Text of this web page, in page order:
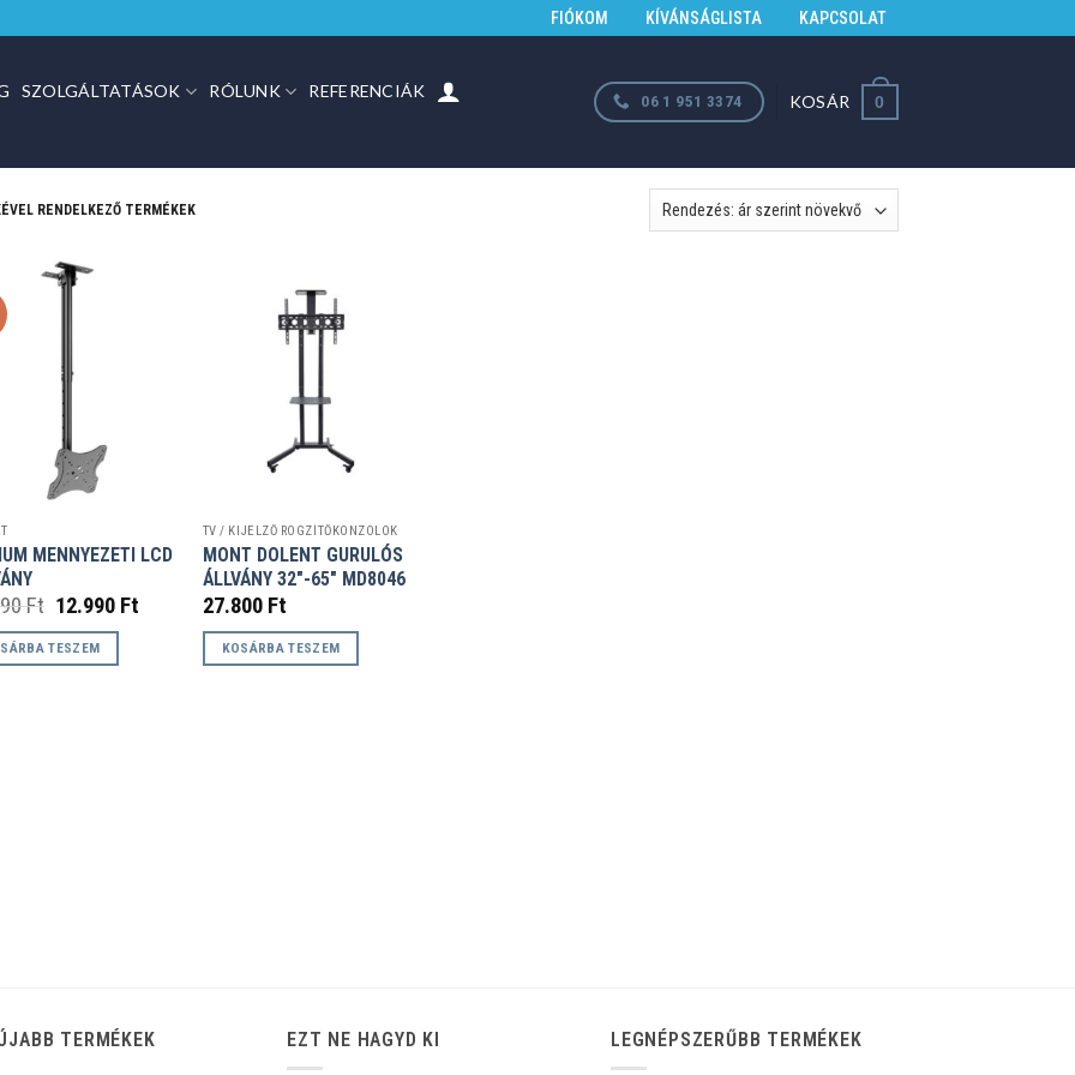
FIÓKOM KÍVÁNSÁGLISTA KAPCSOLAT
SZOLGÁLTATÁSOK RÓLUNK REFERENCIÁK 06 1 951 3374 KOSÁR 0
RENDELKEZŐ TERMÉKEK
MENNYEZETI LCD
Ft Original
price
was:
24.990 Ft.
12.990 Ft Current
12.990 Ft.
TESZEM
TV / KIJELZŐ RÖGZÍTŐKONZOLOK
MONT DOLENT GURULÓS
ÁLLVÁNY 32″-65″ MD8046
27.800 Ft
KOSÁRBA TESZEM
TERMÉKEK EZT NE HAGYD KI LEGNÉPSZERŰBB TERMÉKEK